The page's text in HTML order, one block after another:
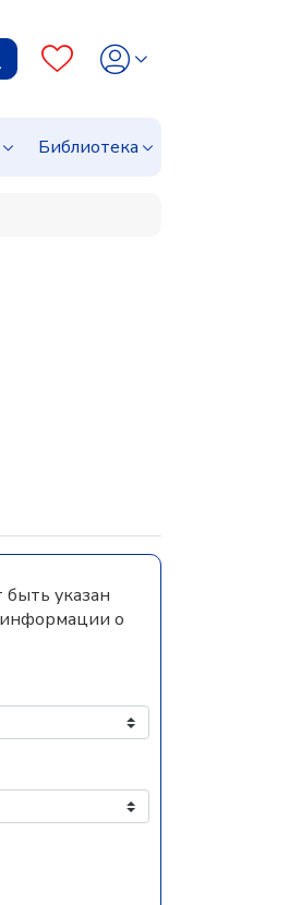
Библиотека
указан
информации о